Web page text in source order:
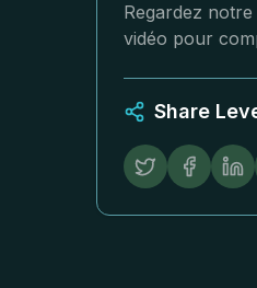
Regardez
vidéo pour
Share